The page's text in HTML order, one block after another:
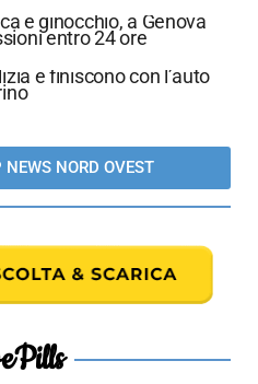
e ginocchio, a Genova
entro 24 ore
e finiscono con l’auto
NEWS NORD OVEST